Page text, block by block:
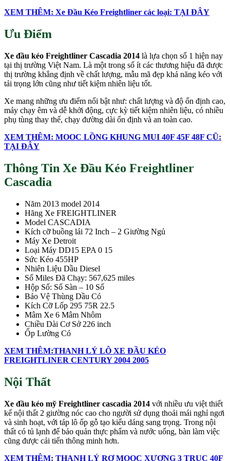
XEM THÊM: Xe Đầu Kéo Freightliner các loại: TẠI ĐÂY
Ưu Điểm
Xe đầu kéo Freightliner Cascadia 2014 là lựa chọn số 1 hiện nay
tại thị trường Việt Nam. Là một trong số ít các thương hiệu đã được
thị trường khẳng định về chất lượng, mẫu mã đẹp khả năng kéo với
tải trọng lớn cũng như tiết kiệm nhiên liệu tốt.
Xe mang những ưu điểm nổi bật như: chất lượng và độ ổn định cao,
máy chạy êm và dễ khởi động, cực kỳ tiết kiệm nhiên liệu, có nhiều
phụ tùng thay thế, chạy đường dài ổn định và an toàn cao.
XEM THÊM: MOOC LỒNG KHUNG MUI 40F 45F 48F CŨ:
TẠI ĐÂY
Thông Tin Xe Đầu Kéo Freightliner
Cascadia
Năm 2013 model 2014
Hãng Xe FREIGHTLINER
Model CASCADIA
Kích cỡ buồng lái 72 Inch – 2 Giường Ngủ
Máy Xe Detroit
Loại Máy DD15 EPA 0 15
Sức Kéo 455HP
Nhiên Liệu Dầu Diesel
Số Miles Đã Chạy: 567,625 miles
Hộp Số: Số Sàn – 10 Số
Bảo Vệ Thùng Dầu Có
Kích Cỡ Lốp 295 75R 22.5
Mâm Xe 6 Mâm Nhôm
Chiều Dài Cơ Sở 226 inch
Ốp Lường Có
XEM THÊM:THANH LÝ LÔ XE ĐẦU KÉO
FREIGHTLINER CENTURY 2004 2005
Nội Thất
Xe đầu kéo mỹ Freightliner cascadia 2014 với nhiều ưu việt thiết
kế nội thất 2 giường nóc cao cho người sử dụng thoải mái nghỉ ngơi
và sinh hoạt, với táp lô ốp gỗ tạo kiểu dáng sang trọng. Trong nội
thất có tủ lạnh để bảo quản thực phẩm và nước uống, bàn làm việc
cũng được cải tiến thông minh hơn.
XEM THÊM: THANH LÝ RƠ MOOC XƯƠNG 3 TRỤC 40F